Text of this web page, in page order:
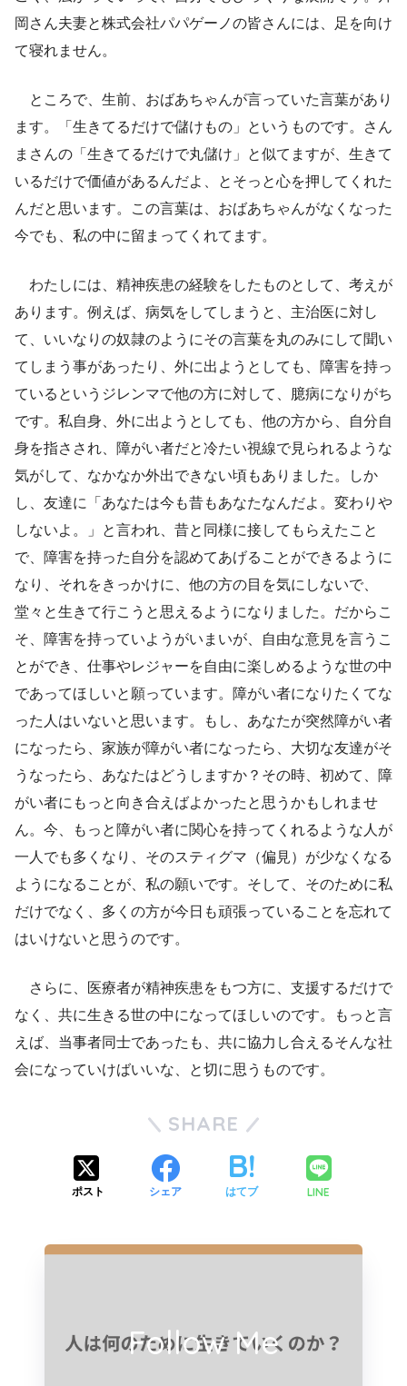
岡さん夫妻と株式会社パパゲーノの皆さんには、足を向け
て寝れません。
ところで、生前、おばあちゃんが言っていた言葉があり
ます。「生きてるだけで儲けもの」というものです。さん
まさんの「生きてるだけで丸儲け」と似てますが、生きて
いるだけで価値があるんだよ、とそっと心を押してくれた
んだと思います。この言葉は、おばあちゃんがなくなった
今でも、私の中に留まってくれてます。
わたしには、精神疾患の経験をしたものとして、考えが
あります。例えば、病気をしてしまうと、主治医に対し
て、いいなりの奴隷のようにその言葉を丸のみにして聞い
てしまう事があったり、外に出ようとしても、障害を持っ
ているというジレンマで他の方に対して、臆病になりがち
です。私自身、外に出ようとしても、他の方から、自分自
身を指さされ、障がい者だと冷たい視線で見られるような
気がして、なかなか外出できない頃もありました。しか
し、友達に「あなたは今も昔もあなたなんだよ。変わりや
しないよ。」と言われ、昔と同様に接してもらえたこと
で、障害を持った自分を認めてあげることができるように
なり、それをきっかけに、他の方の目を気にしないで、
堂々と生きて行こうと思えるようになりました。だからこ
そ、障害を持っていようがいまいが、自由な意見を言うこ
とができ、仕事やレジャーを自由に楽しめるような世の中
であってほしいと願っています。障がい者になりたくてな
った人はいないと思います。もし、あなたが突然障がい者
になったら、家族が障がい者になったら、大切な友達がそ
うなったら、あなたはどうしますか？その時、初めて、障
がい者にもっと向き合えばよかったと思うかもしれませ
ん。今、もっと障がい者に関心を持ってくれるような人が
一人でも多くなり、そのスティグマ（偏見）が少なくなる
ようになることが、私の願いです。そして、そのために私
だけでなく、多くの方が今日も頑張っていることを忘れて
はいけないと思うのです。
さらに、医療者が精神疾患をもつ方に、支援するだけで
なく、共に生きる世の中になってほしいのです。もっと言
えば、当事者同士であったも、共に協力し合えるそんな社
会になっていけばいいな、と切に思うものです。
SHARE
ポスト シェア はてブ LINE
Follow Me